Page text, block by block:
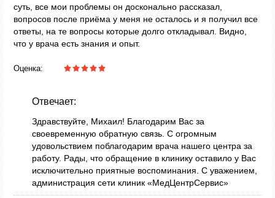
суть, все мои проблемы он досконально рассказал,
вопросов после приёма у меня не осталось и я получил все
ответы, на те вопросы которые долго откладывал. Видно,
что у врача есть знания и опыт.
Оценка:
Отвечает:
Здравствуйте, Михаил! Благодарим Вас за
своевременную обратную связь. С огромным
удовольствием поблагодарим врача нашего центра за
работу. Рады, что обращение в клинику оставило у Вас
исключительно приятные воспоминания. С уважением,
администрация сети клиник «МедЦентрСервис»